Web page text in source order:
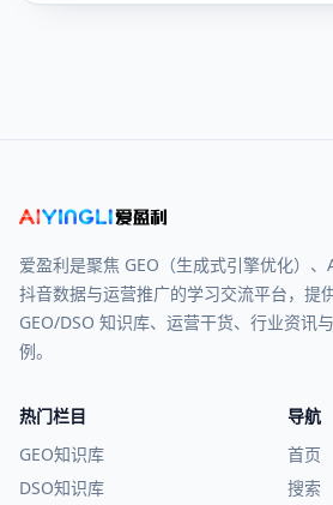
爱盈利是聚焦 GEO（生成式引擎优化）、
抖音数据与运营推广的学习交流平台，提
GEO/DSO 知识库、运营干货、行业资讯
例。
热门栏目
GEO知识库
DSO知识库
导航
首页
搜索